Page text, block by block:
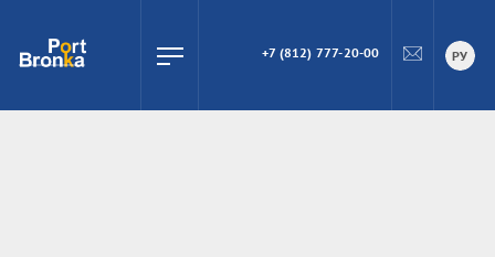
ПОИСК
+7 (812) 777-20-00 РУ